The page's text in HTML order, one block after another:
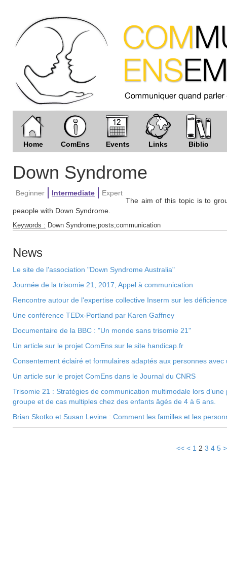
Home ComEns Events Links Biblio
Down Syndrome
Beginner Intermediate
Expert
The aim of this topic is to
peaople with Down Syndrome.
Keywords : Down Syndrome;posts;communication
News
Le site de l'association "Down Syndrome Australia"
Journée de la trisomie 21, 2017, Appel à communication
Rencontre autour de l'expertise collective Inserm sur les
Une conférence TEDx-Portland par Karen Gaffney
Documentaire de la BBC : "Un monde sans trisomie 21"
Un article sur le projet ComEns sur le site handicap.fr
Consentement éclairé et formulaires adaptés aux personnes avec
Un article sur le projet ComEns dans le Journal du CNRS
Trisomie 21 : Stratégies de communication multimodale lors
groupe et de cas multiples chez des enfants âgés de 4 à 6 ans.
Brian Skotko et Susan Levine : Comment les familles et les
<< < 1 2 3 4 5 >